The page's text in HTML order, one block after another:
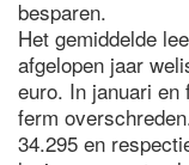
besparen.
Het gemiddelde
afgelopen jaar
euro. In januari en
ferm
34.295 en